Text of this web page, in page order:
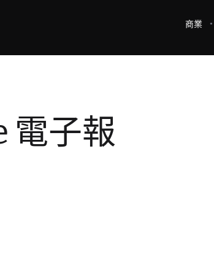
商業
電子報